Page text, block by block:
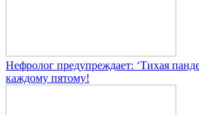
Нефролог предупреждает: ‘Тихая
каждому пятому!